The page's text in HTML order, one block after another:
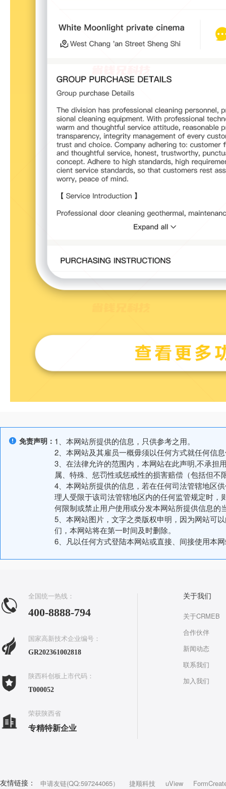
免责声明： 1、本网站所提供的信息，只供参考之用。
2、本网站及其雇员一概毋须以任何方式就任何信
3、在法律允许的范围内，本网站在此声明,不承担
属、特殊、惩罚性或惩戒性的损害赔偿（包括但
4、本网站所提供的信息，若在任何司法管辖地区
理人受限于该司法管辖地区内的任何监管规定时
何限制或禁止用户使用或分发本网站所提供信息的
5、本网站图片，文字之类版权申明，因为网站可
们，本网站将在第一时间及时删除。
6、凡以任何方式登陆本网站或直接、间接使用本
全国统一热线：
400-8888-794
国家高新技术企业编号：
GR202361002818
陕西科创板上市代码：
T000052
荣获陕西省
专精特新企业
关于我们
关于CRMEB
合作伙伴
新闻动态
联系我们
加入我们
友情链接： 申请友链(QQ:597244065） 捷顺科技 uView